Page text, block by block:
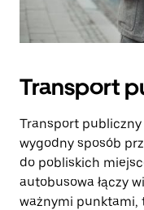
Transport
Transport
wygodny sposób
do pobliskich
autobusowa łączy
ważnymi punktami,